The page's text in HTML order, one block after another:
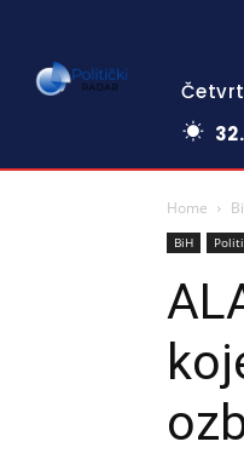
Home
BiH